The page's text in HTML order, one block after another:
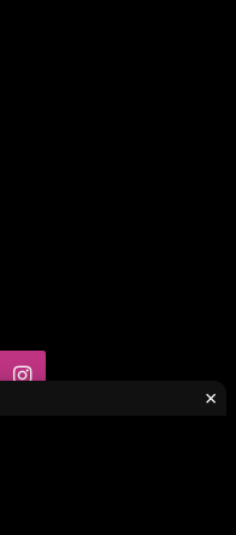
Instagram
Rights Reserved
×